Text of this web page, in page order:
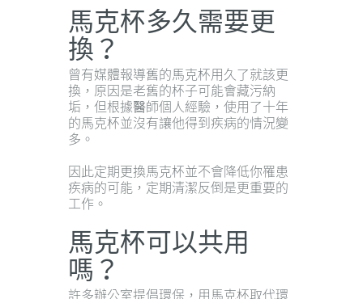
馬克杯多久需要更
換？
曾有媒體報導舊的馬克杯用久了就該更
換，原因是老舊的杯子可能會藏污納
垢，但根據醫師個人經驗，使用了十年
的馬克杯並沒有讓他得到疾病的情況變
多。
因此定期更換馬克杯並不會降低你罹患
疾病的可能，定期清潔反倒是更重要的
工作。
馬克杯可以共用
嗎？
許多辦公室提倡環保，用馬克杯取代環